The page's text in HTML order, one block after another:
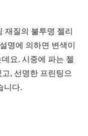
재질의 불투명 젤리
명에 의하면 변색이
요. 시중에 파는 젤
, 선명한 프린팅으
니다.